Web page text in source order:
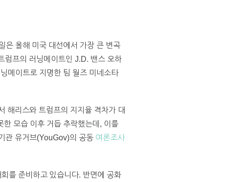
은 올해 미국 대선에서 가장 큰 변곡
럼프의 러닝메이트인 J.D. 밴스 오하
메이트로 지명한 팀 월즈 미네소타
해리스와 트럼프의 지지율 격차가 대
모습 이후 거듭 추락했는데, 이를
관 유거브(YouGov)의 공동 여론조사
를 준비하고 있습니다. 반면에 공화